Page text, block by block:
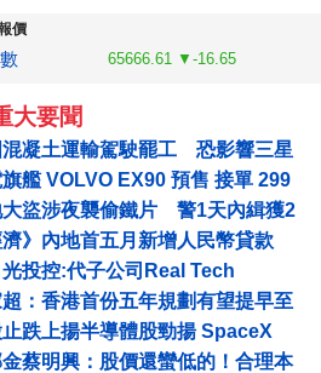
價
65666.61 ▼-16.65
大要聞
混凝土運輸駕駛罷工 恐影響三星
力士擴廠進度
艦 VOLVO EX90 預售 接單 299
大盜涉夜襲偷鐵片 警1天內緝獲2
尋回贓物
濟》內地首五月新增人民幣貸款
億 略高過預期
光投控:代子公司Real Tech
Limited公告董事會決議發放
：香港首份五年規劃有望提早至
末推出
跌上揚半導體股勁揚 SpaceX
值達1.77兆美元
蔡明興：股價還蠻低的！合理本